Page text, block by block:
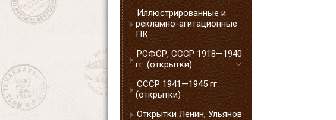
Иллюстрированные и
рекламно-агитационные
ПК
РСФСР, СССР 1918—1940
гг. (открытки)
СССР 1941—1945 гг.
(открытки)
Открытки Ленин, Ульянов